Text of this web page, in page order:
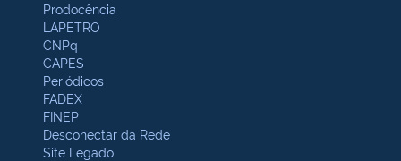
Prodocência
LAPETRO
CNPq
CAPES
Periódicos
FADEX
FINEP
Desconectar da Rede
Site Legado